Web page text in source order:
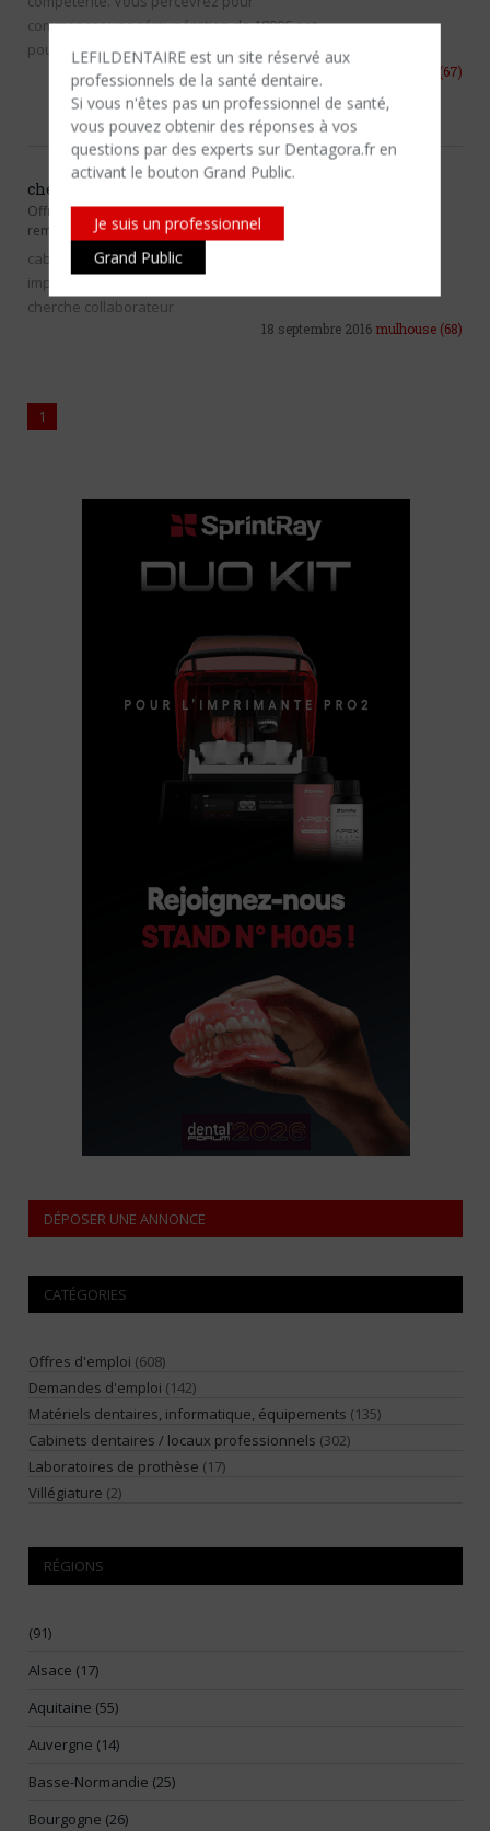
LEFILDENTAIRE est un site réservé aux
professionnels de la santé dentaire.
Si vous n'êtes​ pas un professionnel de santé,
vous pouvez obtenir des réponses à vos
questions par des experts sur Dentagora.fr en
activant le bouton Grand Public.
Je suis un professionnel
Grand Public
commencer une rémunération de 1800€ net
pour 35h.
17 janvier 2017 (67)
cherche collaborateur
Offres d'emploi-Praticien, collaborateur,
remplaçant
cabinet dentaire de groupe Omni, paro,
implanto, 3D, peripherie de Mulhouse
cherche collaborateur
18 septembre 2016 mulhouse (68)
1
DÉPOSER UNE ANNONCE
CATÉGORIES
Offres d'emploi (608)
Demandes d'emploi (142)
Matériels dentaires, informatique, équipements (135)
Cabinets dentaires / locaux professionnels (302)
Laboratoires de prothèse (17)
Villégiature (2)
RÉGIONS
(91)
Alsace (17)
Aquitaine (55)
Auvergne (14)
Basse-Normandie (25)
Bourgogne (26)